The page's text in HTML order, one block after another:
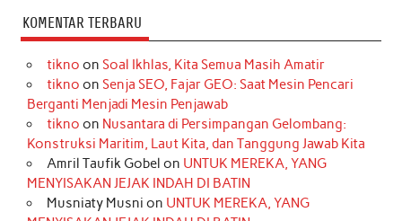
KOMENTAR TERBARU
tikno on Soal Ikhlas, Kita Semua Masih Amatir
tikno on Senja SEO, Fajar GEO: Saat Mesin Pencari
Berganti Menjadi Mesin Penjawab
tikno on Nusantara di Persimpangan Gelombang:
Konstruksi Maritim, Laut Kita, dan Tanggung Jawab Kita
Amril Taufik Gobel on UNTUK MEREKA, YANG
MENYISAKAN JEJAK INDAH DI BATIN
Musniaty Musni on UNTUK MEREKA, YANG